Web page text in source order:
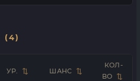
(4)
УР. ШАНС
КОЛ-
ВО